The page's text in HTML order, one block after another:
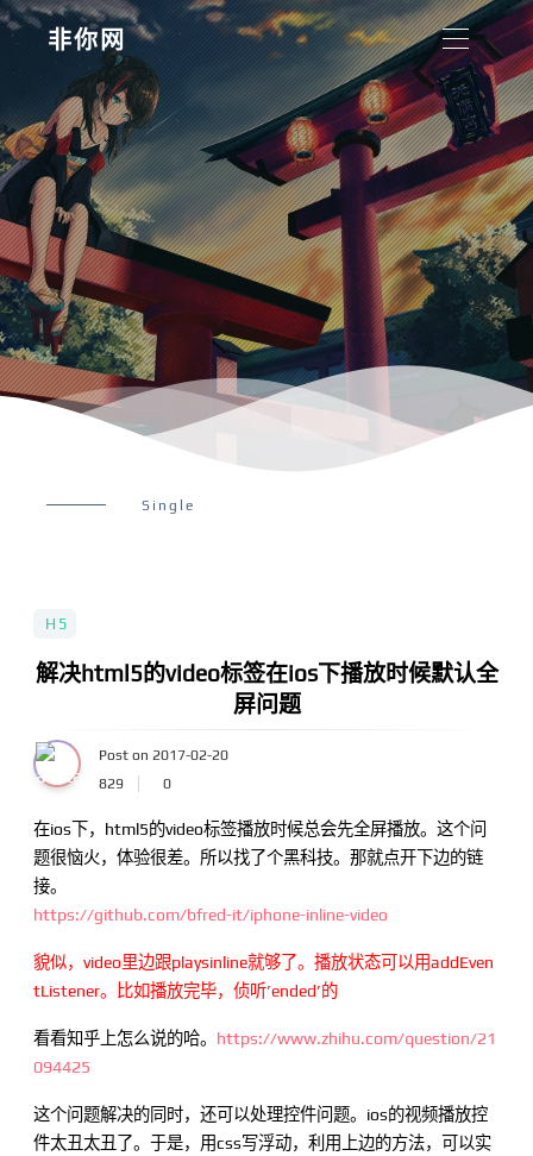
非你网
Single
H5
解决html5的video标签在ios下播放时候默认全
屏问题
Post on 2017-02-20
829
0
在ios下，html5的video标签播放时候总会先全屏播放。这个问
题很恼火，体验很差。所以找了个黑科技。那就点开下边的链
接。
https://github.com/bfred-it/iphone-inline-video
貌似，video里边跟playsinline就够了。播放状态可以用addEven
tListener。比如播放完毕，侦听’ended’的
看看知乎上怎么说的哈。 https://www.zhihu.com/question/21
094425
这个问题解决的同时，还可以处理控件问题。ios的视频播放控
件太丑太丑了。于是，用css写浮动，利用上边的方法，可以实